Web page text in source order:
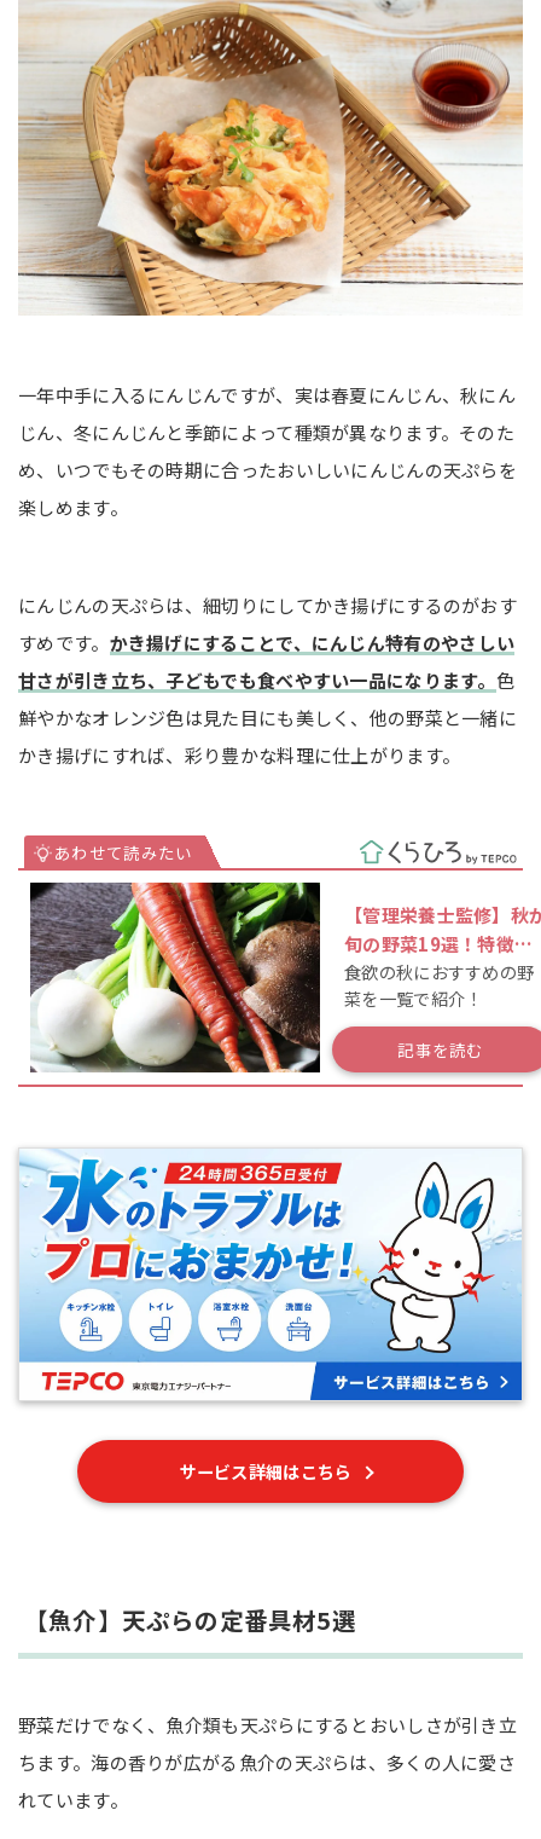
一年中手に入るにんじんですが、実は春夏にんじん、秋にん
じん、冬にんじんと季節によって種類が異なります。そのた
め、いつでもその時期に合ったおいしいにんじんの天ぷらを
楽しめます。
にんじんの天ぷらは、細切りにしてかき揚げにするのがおす
すめです。 かき揚げにすることで、にんじん特有のやさしい
甘さが引き立ち、子どもでも食べやすい一品になります。 色
鮮やかなオレンジ色は見た目にも美しく、他の野菜と一緒に
かき揚げにすれば、彩り豊かな料理に仕上がります。
【管理栄養士監修】秋
旬の野菜19選！特徴や
時期を一覧で解説
食欲の秋におすすめの野
菜を一覧で紹介！
記事を読む
サービス詳細はこちら
【魚介】天ぷらの定番具材5選
野菜だけでなく、魚介類も天ぷらにするとおいしさが引き立
ちます。海の香りが広がる魚介の天ぷらは、多くの人に愛さ
れています。